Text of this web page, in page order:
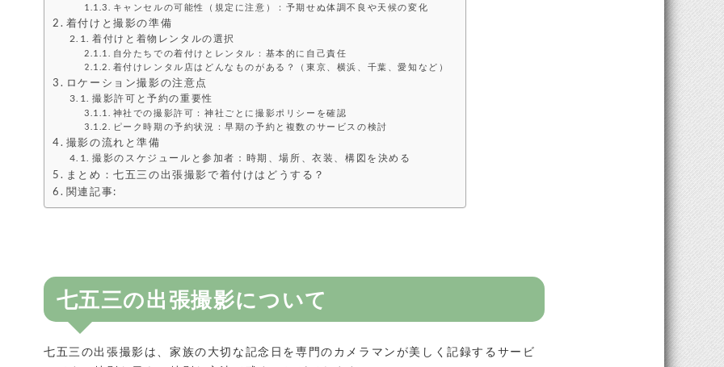
キャンセルの可能性（規定に注意）：予期せぬ体調不良や天候の変化
着付けと撮影の準備
着付けと着物レンタルの選択
自分たちでの着付けとレンタル：基本的に自己責任
着付けレンタル店はどんなものがある？（東京、横浜、千葉、愛知など）
ロケーション撮影の注意点
撮影許可と予約の重要性
神社での撮影許可：神社ごとに撮影ポリシーを確認
ピーク時期の予約状況：早期の予約と複数のサービスの検討
撮影の流れと準備
撮影のスケジュールと参加者：時期、場所、衣装、構図を決める
まとめ：七五三の出張撮影で着付けはどうする？
関連記事:
七五三の出張撮影について
七五三の出張撮影は、家族の大切な記念日を専門のカメラマンが美しく記録するサービ